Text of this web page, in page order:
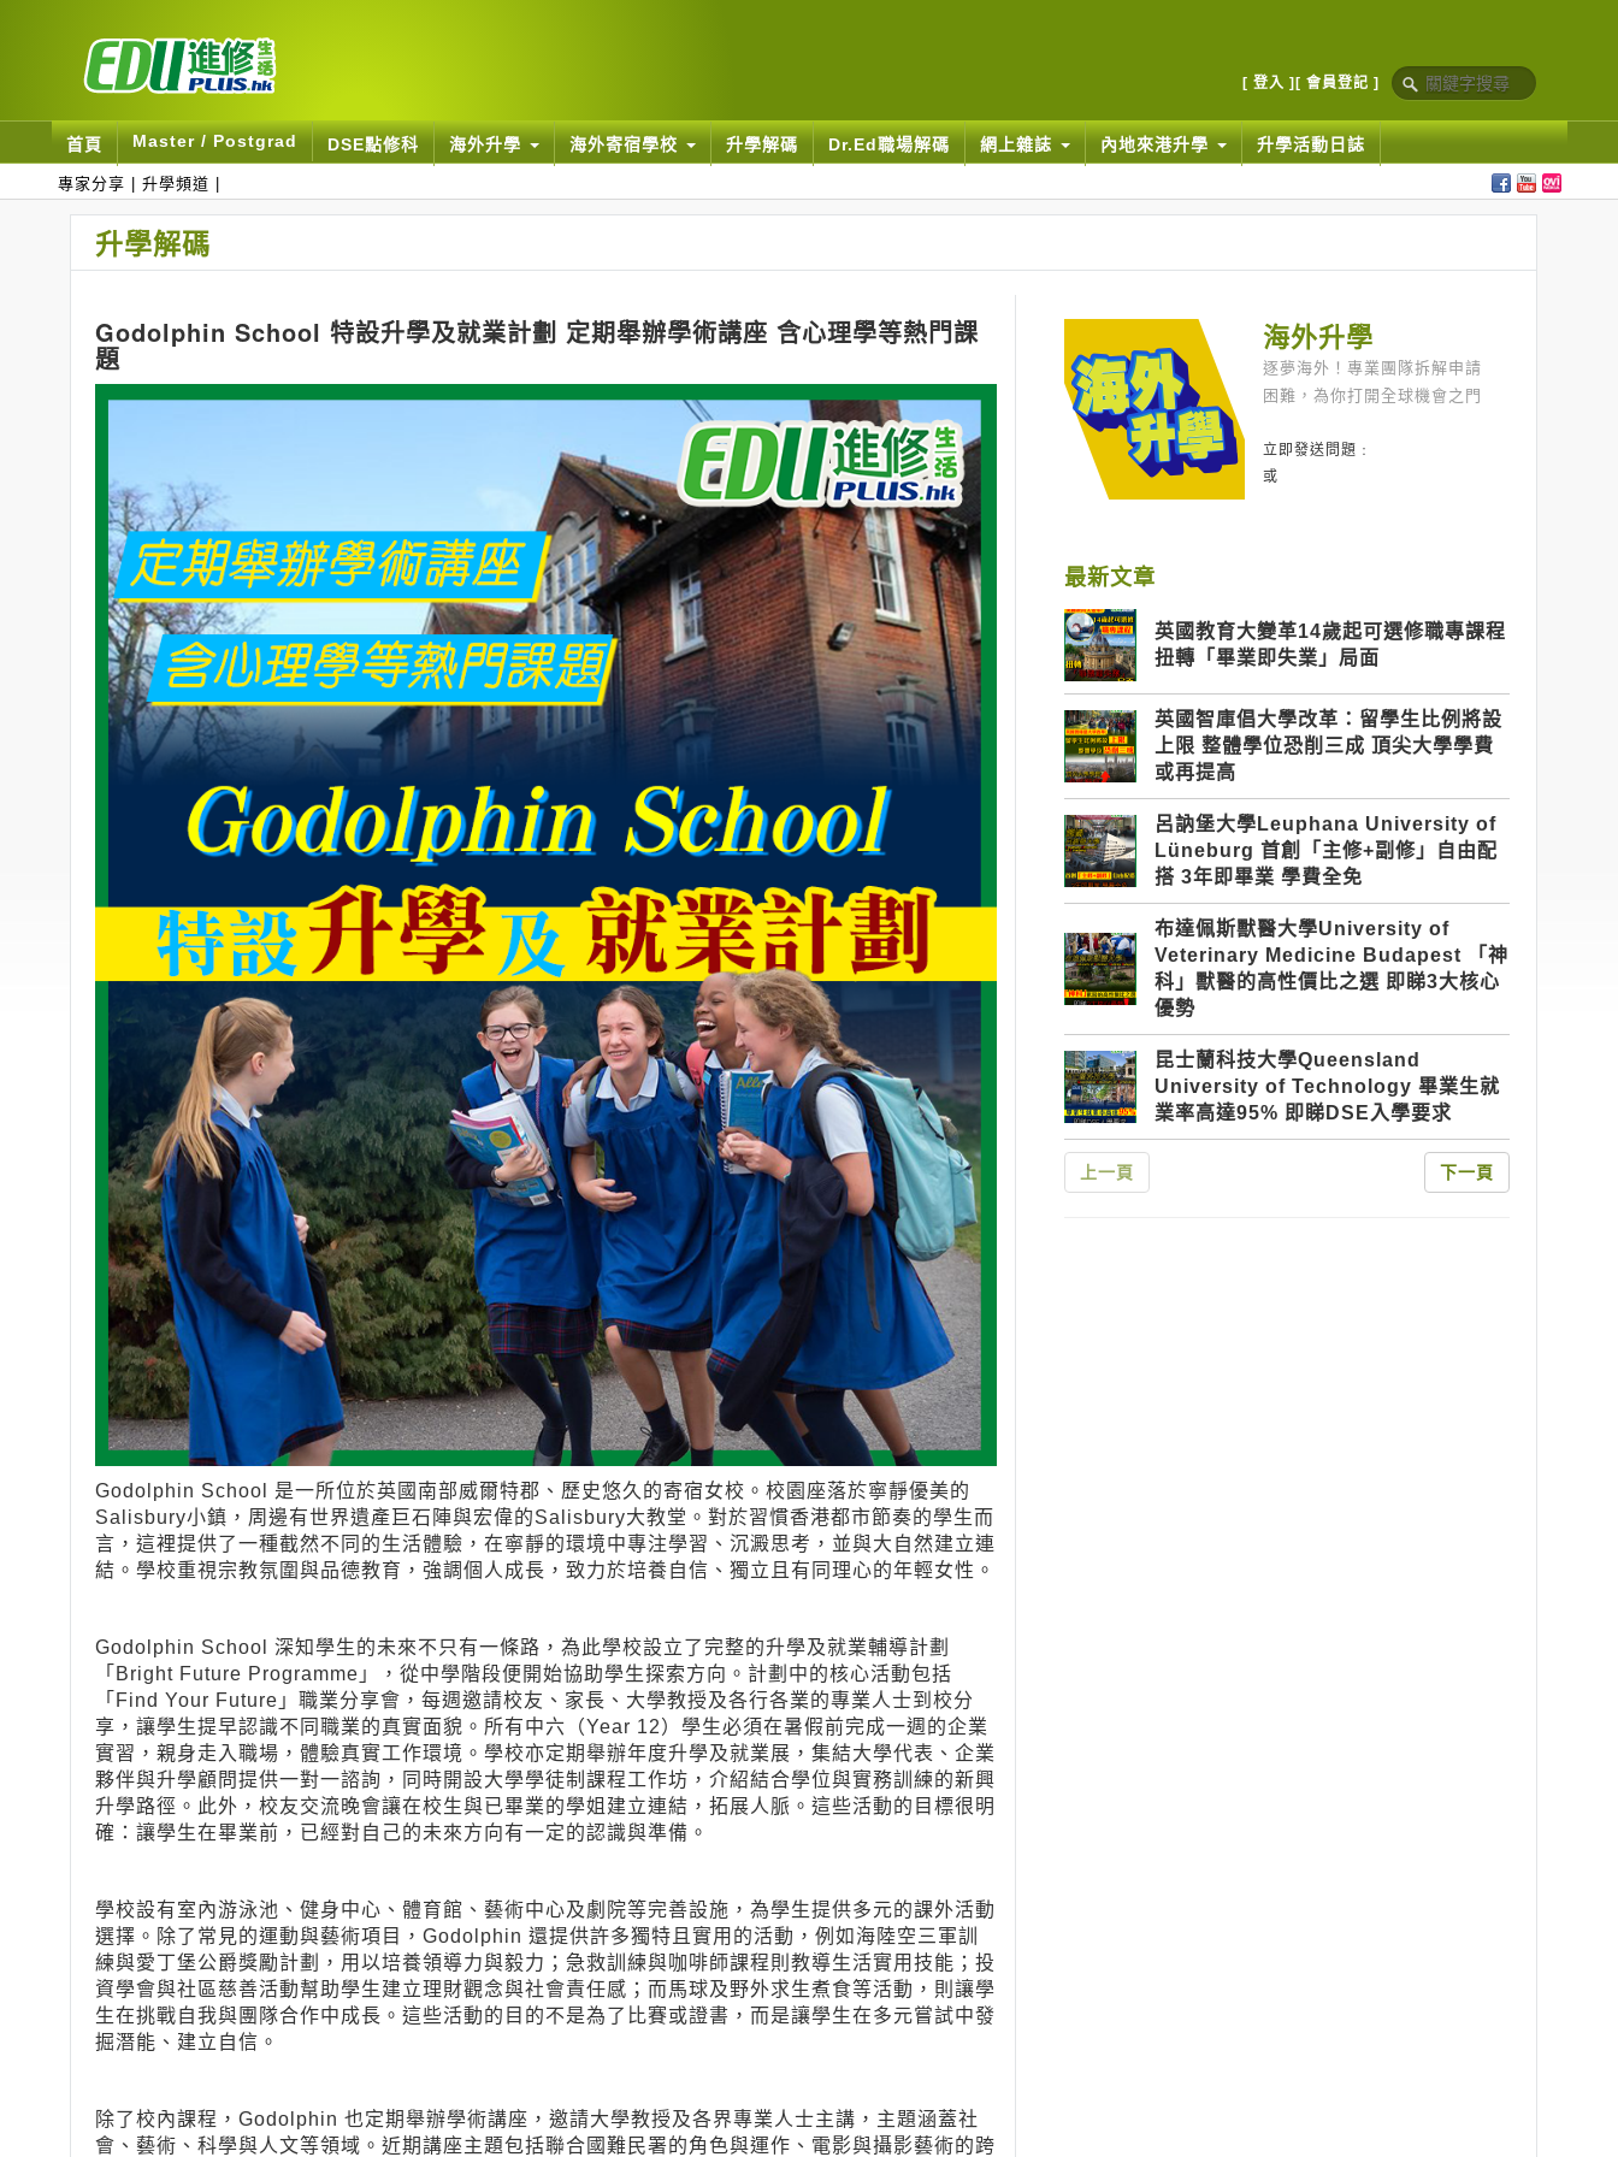
[ 登入 ] [ 會員登記 ]
首頁 Master / Postgrad DSE點修科 海外升學 海外寄宿學校 升學解碼 Dr.Ed職場解碼 網上雜誌 內地來港升學 升學活動日誌
專家分享 升學頻道
升學解碼
Godolphin School 特設升學及就業計劃 定期舉辦學術講座 含心理學等熱門課
題
Godolphin School 是一所位於英國南部威爾特郡、歷史悠久的寄宿女校。校園座落於寧靜優美的
Salisbury小鎮，周邊有世界遺產巨石陣與宏偉的Salisbury大教堂。對於習慣香港都市節奏的學生而
言，這裡提供了一種截然不同的生活體驗，在寧靜的環境中專注學習、沉澱思考，並與大自然建立連
結。學校重視宗教氛圍與品德教育，強調個人成長，致力於培養自信、獨立且有同理心的年輕女性。
Godolphin School 深知學生的未來不只有一條路，為此學校設立了完整的升學及就業輔導計劃
「Bright Future Programme」，從中學階段便開始協助學生探索方向。計劃中的核心活動包括
「Find Your Future」職業分享會，每週邀請校友、家長、大學教授及各行各業的專業人士到校分
享，讓學生提早認識不同職業的真實面貌。所有中六（Year 12）學生必須在暑假前完成一週的企業
實習，親身走入職場，體驗真實工作環境。學校亦定期舉辦年度升學及就業展，集結大學代表、企業
夥伴與升學顧問提供一對一諮詢，同時開設大學學徒制課程工作坊，介紹結合學位與實務訓練的新興
升學路徑。此外，校友交流晚會讓在校生與已畢業的學姐建立連結，拓展人脈。這些活動的目標很明
確：讓學生在畢業前，已經對自己的未來方向有一定的認識與準備。
學校設有室內游泳池、健身中心、體育館、藝術中心及劇院等完善設施，為學生提供多元的課外活動
選擇。除了常見的運動與藝術項目，Godolphin 還提供許多獨特且實用的活動，例如海陸空三軍訓
練與愛丁堡公爵獎勵計劃，用以培養領導力與毅力；急救訓練與咖啡師課程則教導生活實用技能；投
資學會與社區慈善活動幫助學生建立理財觀念與社會責任感；而馬球及野外求生煮食等活動，則讓學
生在挑戰自我與團隊合作中成長。這些活動的目的不是為了比賽或證書，而是讓學生在多元嘗試中發
掘潛能、建立自信。
除了校內課程，Godolphin 也定期舉辦學術講座，邀請大學教授及各界專業人士主講，主題涵蓋社
會、藝術、科學與人文等領域。近期講座主題包括聯合國難民署的角色與運作、電影與攝影藝術的跨
海外升學
逐夢海外！專業團隊拆解申請
困難，為你打開全球機會之門
立即發送問題﹕
或
最新文章
英國教育大變革14歲起可選修職專課程
扭轉「畢業即失業」局面
英國智庫倡大學改革：留學生比例將設
上限 整體學位恐削三成 頂尖大學學費
或再提高
呂訥堡大學Leuphana University of
Lüneburg 首創「主修+副修」自由配
搭 3年即畢業 學費全免
布達佩斯獸醫大學University of
Veterinary Medicine Budapest 「神
科」獸醫的高性價比之選 即睇3大核心
優勢
昆士蘭科技大學Queensland
University of Technology 畢業生就
業率高達95% 即睇DSE入學要求
上一頁 下一頁